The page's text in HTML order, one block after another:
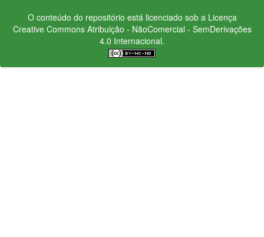
O conteúdo do repositório está licenciado sob a Licença
Creative CommonsAtribuição - NãoComercial - SemDerivações
4.0 Internacional.